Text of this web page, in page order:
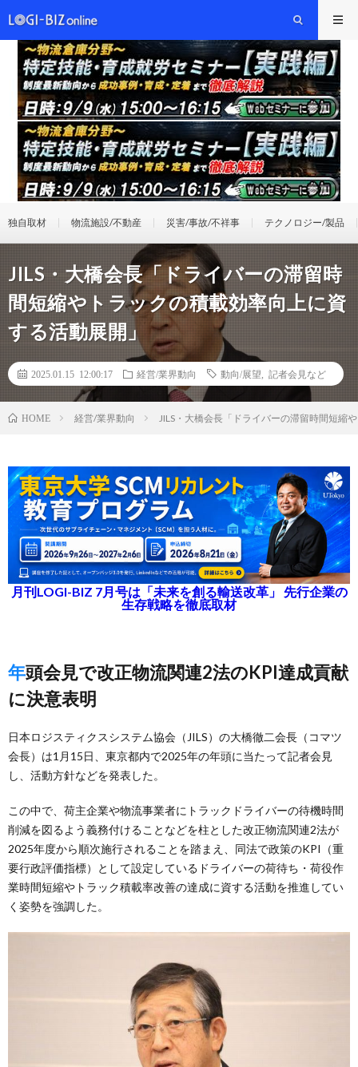
独自取材 物流施設/不動産 災害/事故/不祥事 テクノロジー/製品
JILS・大橋会長「ドライバーの滞留時
間短縮やトラックの積載効率向上に資
する活動展開」
2025.01.15 12:00:17 経営/業界動向 動向/展望 記者会見など
HOME 経営/業界動向 JILS・大橋会長「ドライバーの滞留時間短縮
月刊LOGI-BIZ 7月号は「未来を創る輸送改革」 先行企業の
生存戦略を徹底取材
年頭会見で改正物流関連2法のKPI達成貢献
に決意表明
日本ロジスティクスシステム協会（JILS）の大橋徹二会長（コマツ
会長）は1月15日、東京都内で2025年の年頭に当たって記者会見
し、活動方針などを発表した。
この中で、荷主企業や物流事業者にトラックドライバーの待機時間
削減を図るよう義務付けることなどを柱とした改正物流関連2法が
2025年度から順次施行されることを踏まえ、同法で政策のKPI（重
要行政評価指標）として設定しているドライバーの荷待ち・荷役作
業時間短縮やトラック積載率改善の達成に資する活動を推進してい
く姿勢を強調した。